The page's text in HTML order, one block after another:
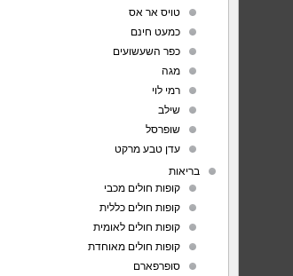
טויס אר אס
כמעט חינם
כפר השעשועים
מגה
רמי לוי
שילב
שופרסל
עדן טבע מרקט
בריאות
קופות חולים מכבי
קופות חולים כללית
קופות חולים לאומית
קופות חולים מאוחדת
סופרפארם